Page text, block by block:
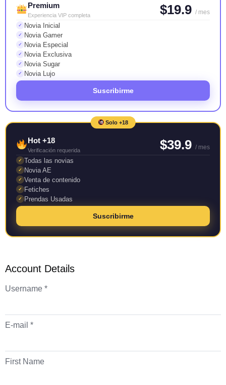
Premium
Experiencia VIP completa $19.9 / mes
✓ Novia Inicial
✓ Novia Gamer
✓ Novia Especial
✓ Novia Exclusiva
✓ Novia Sugar
✓ Novia Lujo
Suscribirme
Solo +18
Hot +18
Verificación requerida $39.9 / mes
✓ Todas las novias
✓ Novia AE
✓ Venta de contenido
✓ Fetiches
✓ Prendas Usadas
Suscribirme
Account Details
Username *
E-mail *
First Name